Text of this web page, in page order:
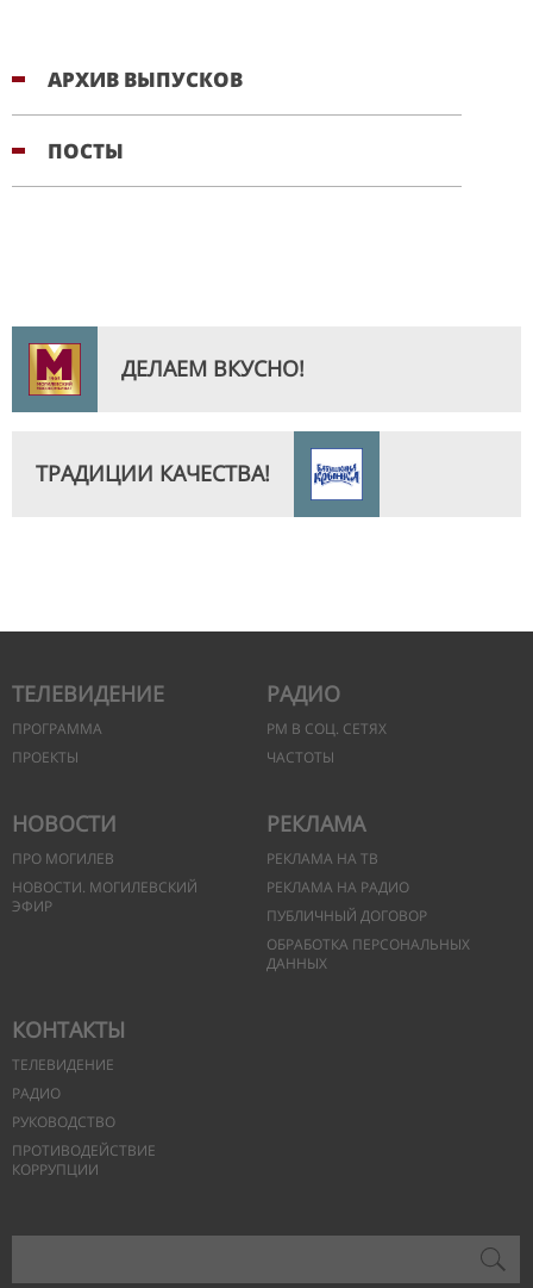
АРХИВ ВЫПУСКОВ
ПОСТЫ
ДЕЛАЕМ ВКУСНО!
ТРАДИЦИИ КАЧЕСТВА!
ТЕЛЕВИДЕНИЕ
ПРОГРАММА
ПРОЕКТЫ
РАДИО
РМ В СОЦ. СЕТЯХ
ЧАСТОТЫ
НОВОСТИ
ПРО МОГИЛЕВ
НОВОСТИ. МОГИЛЕВСКИЙ
ЭФИР
РЕКЛАМА
РЕКЛАМА НА ТВ
РЕКЛАМА НА РАДИО
ПУБЛИЧНЫЙ ДОГОВОР
ОБРАБОТКА ПЕРСОНАЛЬНЫХ
ДАННЫХ
КОНТАКТЫ
ТЕЛЕВИДЕНИЕ
РАДИО
РУКОВОДСТВО
ПРОТИВОДЕЙСТВИЕ
КОРРУПЦИИ